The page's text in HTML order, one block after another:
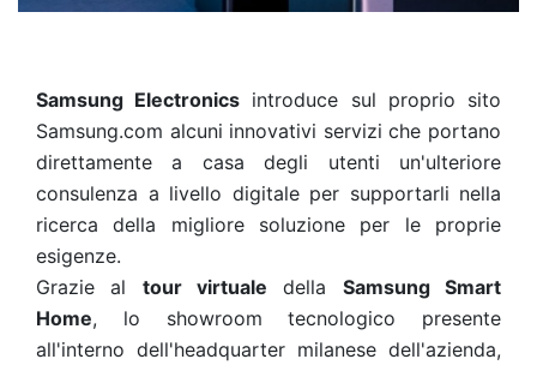
Samsung Electronics introduce sul proprio sito
Samsung.com alcuni innovativi servizi che portano
direttamente a casa degli utenti un'ulteriore
consulenza a livello digitale per supportarli nella
ricerca della migliore soluzione per le proprie
esigenze.
Grazie al tour virtuale della Samsung Smart
Home, lo showroom tecnologico presente
all'interno dell'headquarter milanese dell'azienda,